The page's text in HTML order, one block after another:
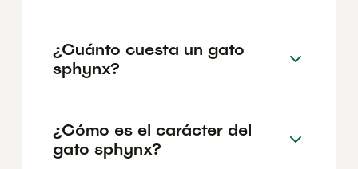
¿Cuánto cuesta un gato
sphynx?
¿Cómo es el carácter del
gato sphynx?